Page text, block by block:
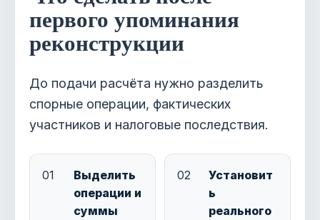
первого упоминания
реконструкции
До подачи расчёта нужно разделить
спорные операции, фактических
участников и налоговые последствия.
01
Выделить
операции и
суммы
02
Установит
ь
реального